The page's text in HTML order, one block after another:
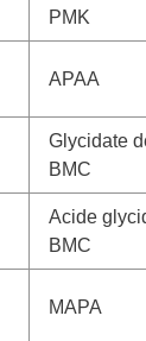
PMK
APAA
Glycidate
BMC
Acide
BMC
MAPA